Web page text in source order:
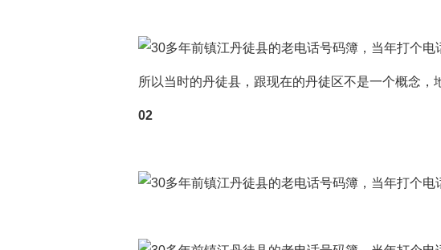
所以当时的丹徒县，跟现在的丹徒区不是一个概念，
02